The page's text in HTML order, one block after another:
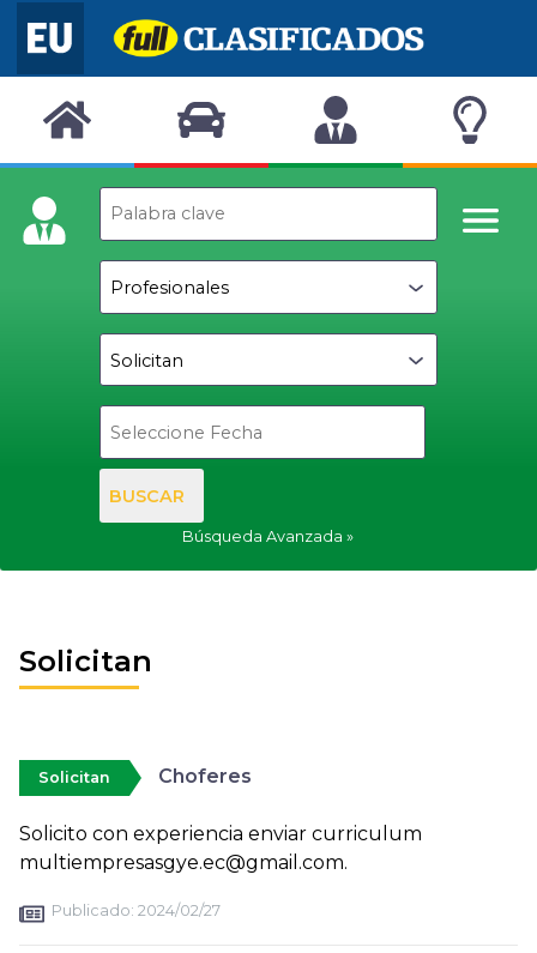
BUSCAR
Búsqueda Avanzada
Solicitan
Solicitan Choferes
Solicito con experiencia enviar curriculum
multiempresasgye.ec@gmail.com.
Publicado: 2024/02/27